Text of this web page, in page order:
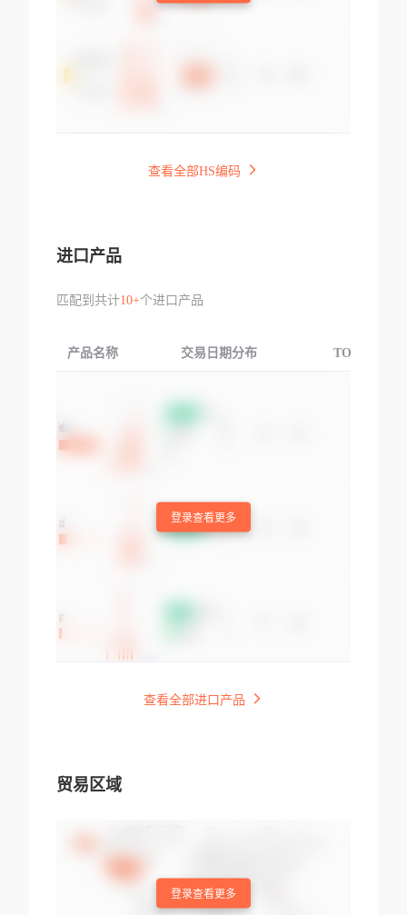
查看全部HS编码
进口产品
匹配到共计10+个进口产品
产品名称 交易日期分布 TOP3交易国
登录查看更多
查看全部进口产品
贸易区域
登录查看更多